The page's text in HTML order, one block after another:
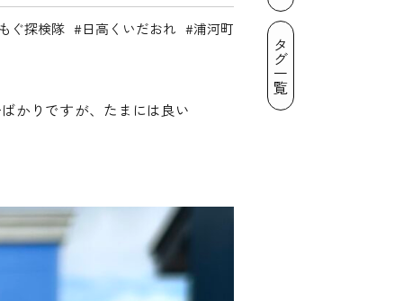
ぐ探検隊 日高くいだおれ 浦河町
かりですが、たまには良い
タグ一覧